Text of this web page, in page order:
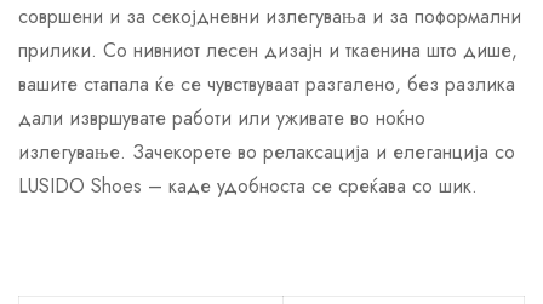
совршени и за секојдневни излегувања и за поформални
прилики. Со нивниот лесен дизајн и ткаенина што дише,
вашите стапала ќе се чувствуваат разгалено, без разлика
дали извршувате работи или уживате во ноќно
излегување. Зачекорете во релаксација и елеганција со
LUSIDO Shoes – каде удобноста се среќава со шик.